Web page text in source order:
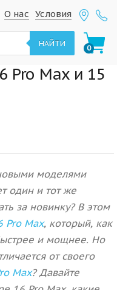
Условия
О нас
НАЙТИ 0
Pro Max и 15
моделями
один и тот же
за новинку? В этом
Pro Max, который, как
и мощнее. Но
от своего
Max? Давайте